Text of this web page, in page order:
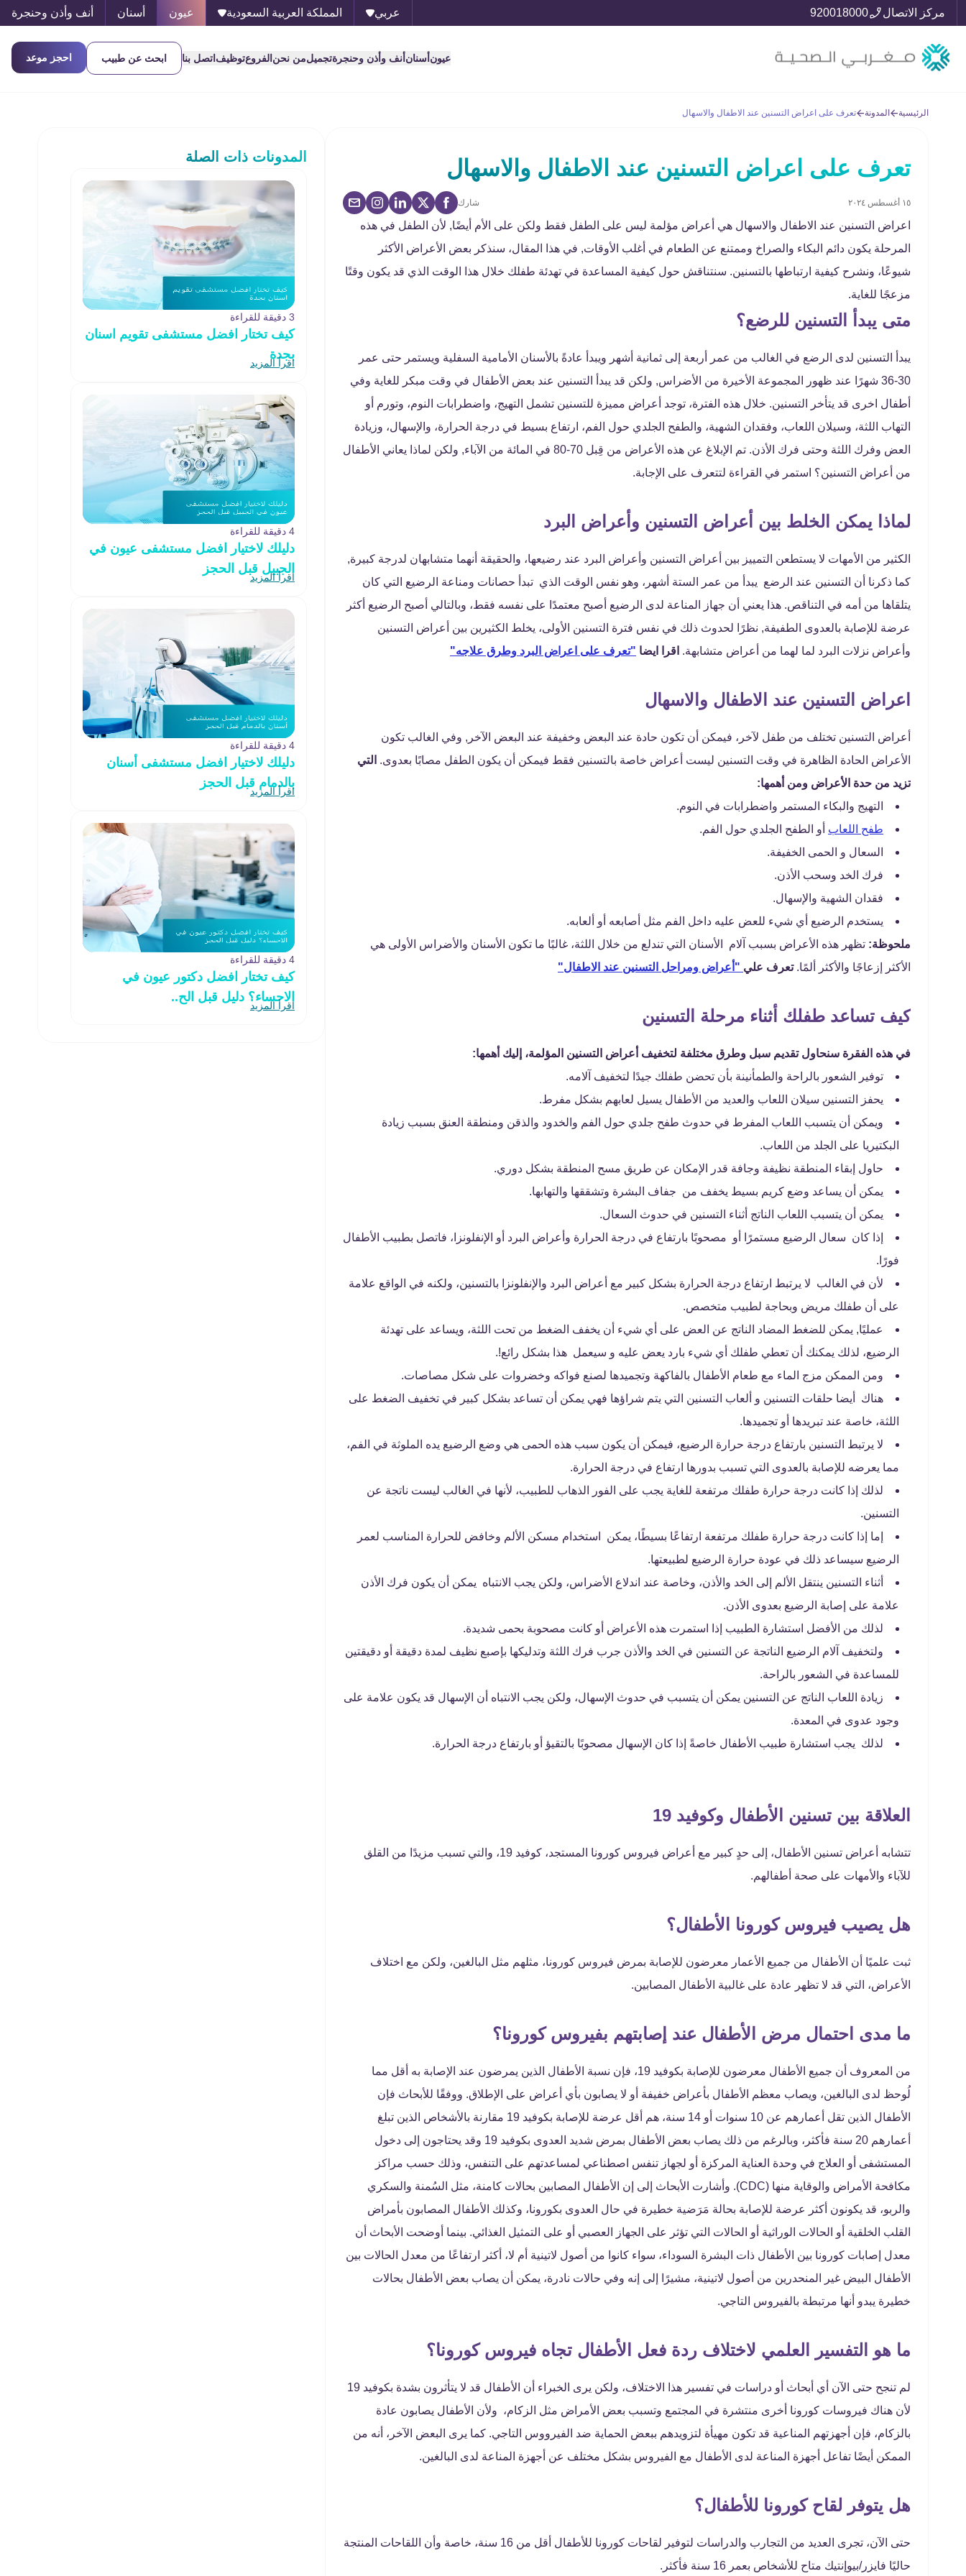
مركز الاتصال 920018000 عربي المملكة العربية السعودية عيون أسنان أنف وأذن وحنجرة
عيون أسنان أنف وأذن وحنجرةتجميلمن نحن الفروعتوظيف اتصل بنا ابحث عن طبيب احجز موعد
الرئيسية المدونة تعرف على اعراض التسنين عند الاطفال والاسهال
تعرف على اعراض التسنين عند الاطفال والاسهال
١٥ أغسطس ٢٠٢٤ شارك
اعراض التسنين عند الاطفال والاسهال هي أعراض مؤلمة ليس على الطفل فقط ولكن على الأم أيضًا, لأن الطفل في هذه
المرحلة يكون دائم البكاء والصراخ وممتنع عن الطعام في أغلب الأوقات, في هذا المقال، سنذكر بعض الأعراض الأكثر
شيوعًا، ونشرح كيفية ارتباطها بالتسنين. سنتناقش حول كيفية المساعدة في تهدئة طفلك خلال هذا الوقت الذي قد يكون وقتًا
مزعجًا للغاية.
متى يبدأ التسنين للرضع؟
يبدأ التسنين لدى الرضع في الغالب من عمر أربعة إلى ثمانية أشهر ويبدأ عادةً بالأسنان الأمامية السفلية ويستمر حتى عمر
30-36 شهرًا عند ظهور المجموعة الأخيرة من الأضراس, ولكن قد يبدأ التسنين عند بعض الأطفال في وقت مبكر للغاية وفي
أطفال اخرى قد يتأخر التسنين. خلال هذه الفترة، توجد أعراض مميزة للتسنين تشمل التهيج، واضطرابات النوم، وتورم أو
التهاب اللثة، وسيلان اللعاب، وفقدان الشهية، والطفح الجلدي حول الفم، ارتفاع بسيط في درجة الحرارة، والإسهال، وزيادة
العض وفرك اللثة وحتى فرك الأذن. تم الإبلاغ عن هذه الأعراض من قِبل 70-80 في المائة من الآباء, ولكن لماذا يعاني الأطفال
من أعراض التسنين؟ استمر في القراءة لتتعرف على الإجابة.
لماذا يمكن الخلط بين أعراض التسنين وأعراض البرد
الكثير من الأمهات لا يستطعن التمييز بين أعراض التسنين وأعراض البرد عند رضيعها، والحقيقة أنهما متشابهان لدرجة كبيرة,
كما ذكرنا أن التسنين عند الرضع يبدأ من عمر الستة أشهر، وهو نفس الوقت الذي تبدأ حصانات ومناعة الرضيع التي كان
يتلقاها من أمه في التناقص. هذا يعني أن جهاز المناعة لدى الرضيع أصبح معتمدًا على نفسه فقط، وبالتالي أصبح الرضيع أكثر
عرضة للإصابة بالعدوى الطفيفة, نظرًا لحدوث ذلك في نفس فترة التسنين الأولى، يخلط الكثيرين بين أعراض التسنين
وأعراض نزلات البرد لما لهما من أعراض متشابهة. اقرا ايضا "تعرف على اعراض البرد وطرق علاجه"
اعراض التسنين عند الاطفال والاسهال
أعراض التسنين تختلف من طفل لآخر، فيمكن أن تكون حادة عند البعض وخفيفة عند البعض الآخر, وفي الغالب تكون
الأعراض الحادة الظاهرة في وقت التسنين ليست أعراض خاصة بالتسنين فقط فيمكن أن يكون الطفل مصابًا بعدوى. التي
تزيد من حدة الأعراض ومن أهمها:
التهيج والبكاء المستمر واضطرابات في النوم.
طفح اللعاب أو الطفح الجلدي حول الفم.
السعال و الحمى الخفيفة.
فرك الخد وسحب الأذن.
فقدان الشهية والإسهال.
يستخدم الرضيع أي شيء للعض عليه داخل الفم مثل أصابعه أو ألعابه.
ملحوظة: تظهر هذه الأعراض بسبب آلام الأسنان التي تندلع من خلال اللثة، غالبًا ما تكون الأسنان والأضراس الأولى هي
الأكثر إزعاجًا والأكثر ألمًا.تعرف علي "أعراض ومراحل التسنين عند الاطفال"
كيف تساعد طفلك أثناء مرحلة التسنين
في هذه الفقرة سنحاول تقديم سبل وطرق مختلفة لتخفيف أعراض التسنين المؤلمة، إليك أهمها:
توفير الشعور بالراحة والطمأنينة بأن تحضن طفلك جيدًا لتخفيف آلامه.
يحفز التسنين سيلان اللعاب والعديد من الأطفال يسيل لعابهم بشكل مفرط.
ويمكن أن يتسبب اللعاب المفرط في حدوث طفح جلدي حول الفم والخدود والذقن ومنطقة العنق بسبب زيادة
البكتيريا على الجلد من اللعاب.
حاول إبقاء المنطقة نظيفة وجافة قدر الإمكان عن طريق مسح المنطقة بشكل دوري.
يمكن أن يساعد وضع كريم بسيط يخفف من جفاف البشرة وتشققها والتهابها.
يمكن أن يتسبب اللعاب الناتج أثناء التسنين في حدوث السعال.
إذا كان سعال الرضيع مستمرًا أو مصحوبًا بارتفاع في درجة الحرارة وأعراض البرد أو الإنفلونزا، فاتصل بطبيب الأطفال
فورًا.
لأن في الغالب لا يرتبط ارتفاع درجة الحرارة بشكل كبير مع أعراض البرد والإنفلونزا بالتسنين، ولكنه في الواقع علامة
على أن طفلك مريض وبحاجة لطبيب متخصص.
عمليًا, يمكن للضغط المضاد الناتج عن العض على أي شيء أن يخفف الضغط من تحت اللثة، ويساعد على تهدئة
الرضيع، لذلك يمكنك أن تعطي طفلك أي شيء بارد يعض عليه و سيعمل هذا بشكل رائع!.
ومن الممكن مزج الماء مع طعام الأطفال بالفاكهة وتجميدها لصنع فواكه وخضروات على شكل مصاصات.
هناك أيضا حلقات التسنين و ألعاب التسنين التي يتم شراؤها فهي يمكن أن تساعد بشكل كبير في تخفيف الضغط على
اللثة، خاصة عند تبريدها أو تجميدها.
لا يرتبط التسنين بارتفاع درجة حرارة الرضيع، فيمكن أن يكون سبب هذه الحمى هي وضع الرضيع يده الملوثة في الفم،
مما يعرضه للإصابة بالعدوى التي تسبب بدورها ارتفاع في درجة الحرارة.
لذلك إذا كانت درجة حرارة طفلك مرتفعة للغاية يجب على الفور الذهاب للطبيب، لأنها في الغالب ليست ناتجة عن
التسنين.
إما إذا كانت درجة حرارة طفلك مرتفعة ارتفاعًا بسيطًا، يمكن استخدام مسكن الألم وخافض للحرارة المناسب لعمر
الرضيع سيساعد ذلك في عودة حرارة الرضيع لطبيعتها.
أثناء التسنين ينتقل الألم إلى الخد والأذن، وخاصة عند اندلاع الأضراس، ولكن يجب الانتباه يمكن أن يكون فرك الأذن
علامة على إصابة الرضيع بعدوى الأذن.
لذلك من الأفضل استشارة الطبيب إذا استمرت هذه الأعراض أو كانت مصحوبة بحمى شديدة.
ولتخفيف آلام الرضيع الناتجة عن التسنين في الخد والأذن جرب فرك اللثة وتدليكها بإصبع نظيف لمدة دقيقة أو دقيقتين
للمساعدة في الشعور بالراحة.
زيادة اللعاب الناتج عن التسنين يمكن أن يتسبب في حدوث الإسهال، ولكن يجب الانتباه أن الإسهال قد يكون علامة على
وجود عدوى في المعدة.
لذلك يجب استشارة طبيب الأطفال خاصةً إذا كان الإسهال مصحوبًا بالتقيؤ أو بارتفاع درجة الحرارة.
العلاقة بين تسنين الأطفال وكوفيد 19
تتشابه أعراض تسنين الأطفال، إلى حدٍ كبير مع أعراض فيروس كورونا المستجد، كوفيد 19، والتي تسبب مزيدًا من القلق
للآباء والأمهات على صحة أطفالهم.
هل يصيب فيروس كورونا الأطفال؟
ثبت علميًا أن الأطفال من جميع الأعمار معرضون للإصابة بمرض فيروس كورونا، مثلهم مثل البالغين، ولكن مع اختلاف
الأعراض، التي قد لا تظهر عادة على غالبية الأطفال المصابين.
ما مدى احتمال مرض الأطفال عند إصابتهم بفيروس كورونا؟
من المعروف أن جميع الأطفال معرضون للإصابة بكوفيد 19، فإن نسبة الأطفال الذين يمرضون عند الإصابة به أقل مما
لُوحظ لدى البالغين، ويصاب معظم الأطفال بأعراض خفيفة أو لا يصابون بأي أعراض على الإطلاق. ووفقًا للأبحاث فإن
الأطفال الذين تقل أعمارهم عن 10 سنوات أو 14 سنة، هم أقل عرضة للإصابة بكوفيد 19 مقارنة بالأشخاص الذين تبلغ
أعمارهم 20 سنة فأكثر، وبالرغم من ذلك يصاب بعض الأطفال بمرض شديد العدوى بكوفيد 19 وقد يحتاجون إلى دخول
المستشفى أو العلاج في وحدة العناية المركزة أو لجهاز تنفس اصطناعي لمساعدتهم على التنفس، وذلك حسب مراكز
مكافحة الأمراض والوقاية منها (CDC). وأشارت الأبحاث إلى إن الأطفال المصابين بحالات كامنة، مثل السُمنة والسكري
والربو، قد يكونون أكثر عرضة للإصابة بحالة مَرَضية خطيرة في حال العدوى بكورونا، وكذلك الأطفال المصابون بأمراض
القلب الخلقية أو الحالات الوراثية أو الحالات التي تؤثر على الجهاز العصبي أو على التمثيل الغذائي. بينما أوضحت الأبحاث أن
معدل إصابات كورونا بين الأطفال ذات البشرة السوداء، سواء كانوا من أصول لاتينية أم لا، أكثر ارتفاعًا من معدل الحالات بين
الأطفال البيض غير المنحدرين من أصول لاتينية، مشيرًا إلى إنه وفي حالات نادرة، يمكن أن يصاب بعض الأطفال بحالات
خطيرة يبدو أنها مرتبطة بالفيروس التاجي.
ما هو التفسير العلمي لاختلاف ردة فعل الأطفال تجاه فيروس كورونا؟
لم تنجح حتى الآن أي أبحاث أو دراسات في تفسير هذا الاختلاف، ولكن يرى الخبراء أن الأطفال قد لا يتأثرون بشدة بكوفيد 19
لأن هناك فيروسات كورونا أخرى منتشرة في المجتمع وتسبب بعض الأمراض مثل الزكام، ولأن الأطفال يصابون عادة
بالزكام، فإن أجهزتهم المناعية قد تكون مهيأة لتزويدهم ببعض الحماية ضد الفيرووس التاجي. كما يرى البعض الآخر، أنه من
الممكن أيضًا تفاعل أجهزة المناعة لدى الأطفال مع الفيروس بشكل مختلف عن أجهزة المناعة لدى البالغين.
هل يتوفر لقاح كورونا للأطفال؟
حتى الآن، تجرى العديد من التجارب والدراسات لتوفير لقاحات كورونا للأطفال أقل من 16 سنة، خاصة وأن اللقاحات المنتجة
حاليًا فايزر/بيوإنتيك متاح للأشخاص بعمر 16 سنة فأكثر.
المدونات ذات الصلة
3 دقيقة للقراءة
كيف تختار افضل مستشفى تقويم اسنان
بجدة
اقرأ المزيد
4 دقيقة للقراءة
دليلك لاختيار افضل مستشفى عيون في
الجبيل قبل الحجز
اقرأ المزيد
4 دقيقة للقراءة
دليلك لاختيار افضل مستشفى أسنان
بالدمام قبل الحجز
اقرأ المزيد
4 دقيقة للقراءة
كيف تختار افضل دكتور عيون في
الاحساء؟ دليل قبل الح..
اقرأ المزيد